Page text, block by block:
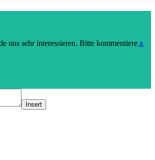
uns sehr interessieren. Bitte kommentiere.x
Insert